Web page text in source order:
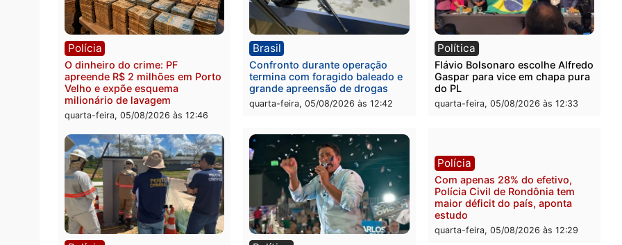
Política
Jônatas França é aprovado na
convenção e confirmado
candidato a deputado federal
pelo Republicanos
quarta-feira, 05/08/2026 às 15:52
Brasil
TCE reúne candidatos ao
Governo e apresenta
diagnóstico que pode mudar os
rumos de Rondônia
Violência domina o
eleitoral e segurança vira
principal arma dos
ao Governo de Rondônia